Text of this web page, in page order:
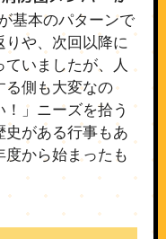
基本のパターンで
りや、次回以降に
いましたが、人
る側も大変なの
」ニーズを拾う
史がある行事もあ
から始まったも